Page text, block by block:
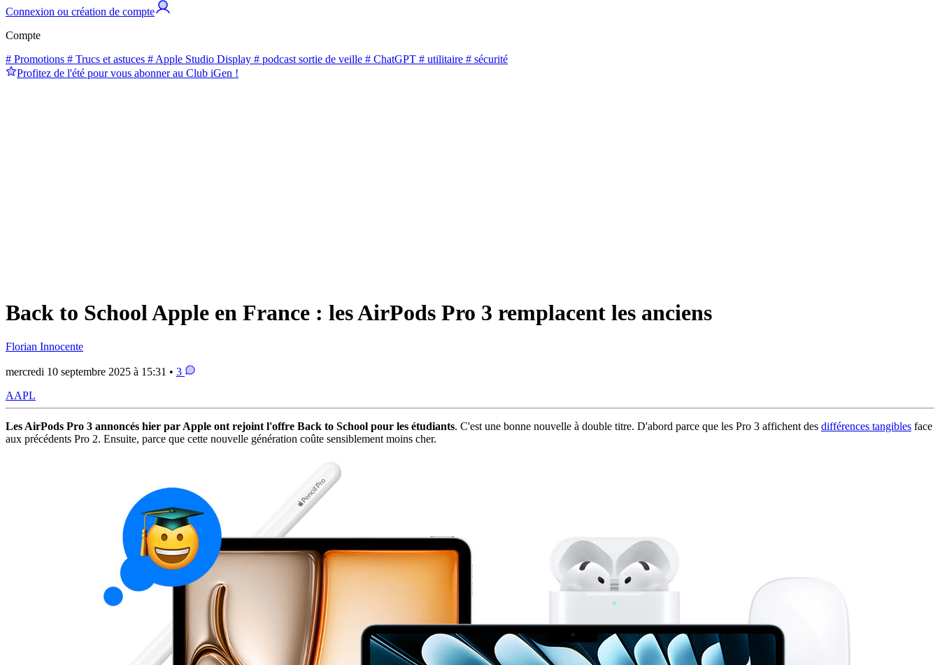
Connexion ou création de compte
Compte
# Promotions # Trucs et astuces # Apple Studio Display # podcast sortie de veille # ChatGPT # utilitaire # sécurité
Profitez de l'été pour vous abonner au Club iGen !
Back to School Apple en France : les AirPods Pro 3 remplacent les anciens
Florian Innocente
mercredi 10 septembre 2025 à 15:31 • 3
AAPL
Les AirPods Pro 3 annoncés hier par Apple ont rejoint l'offre Back to School pour les étudiants. C'est une bonne nouvelle à double titre. D'abord parce que les Pro 3 affichent des différences tangibles face
aux précédents Pro 2. Ensuite, parce que cette nouvelle génération coûte sensiblement moins cher.